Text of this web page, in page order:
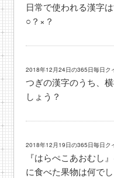
日常で使われる漢字
○？×？
2018年12月24日の365日毎日ク
つぎの漢字のうち、
しょう？
2018年12月19日の365日毎日ク
『はらぺこあおむし
に食べた果物は何で